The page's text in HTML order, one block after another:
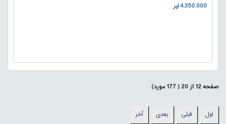
4.350.000 لیر
صفحه12از20
(
177مورد)
اول قبلی بعدی آخر